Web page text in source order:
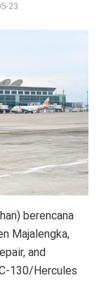
23
berencana
Majalengka,
and
130/Hercules